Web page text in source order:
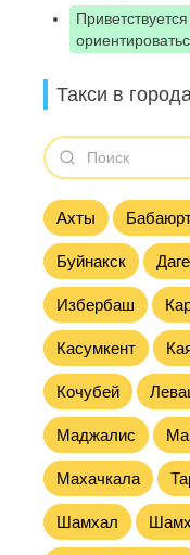
Такси в
Ахты
Буйнакск
Избербаш
Касумкент
Кочубей
Маджалис
Махачкала
Шамхал